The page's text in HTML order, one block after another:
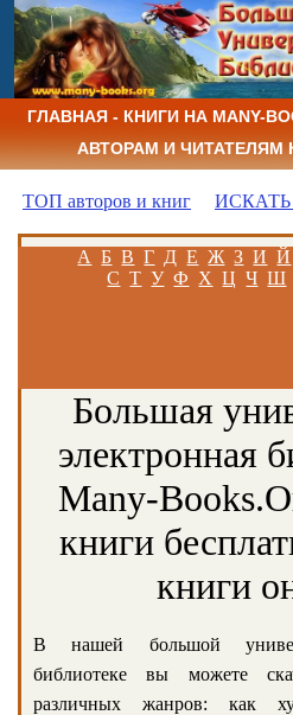
ГЛАВНАЯ - КНИГИ НА MANY-
АВТОРАМ И ЧИТАТЕЛЯМ
ТОП авторов и книг
А Б В Г Д Е Ж З И Й
С Т У Ф Х Ц Ч Ш
Большая
электронная
Many-
книги
книги
В нашей большой
библиотеке вы можете
различных жанров: как